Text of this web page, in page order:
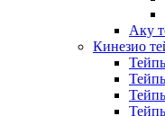
Аку
Кинезио